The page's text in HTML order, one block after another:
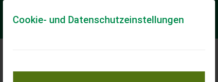
Cookie- und Datenschutzeinstellungen
Meine Transportkostenanfrage